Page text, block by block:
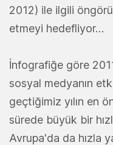
2012) ile ilgili
etmeyi hedefliyor…
İnfografiğe göre
sosyal medyanın
geçtiğimiz yılın en
sürede büyük bir
Avrupa'da da hızla